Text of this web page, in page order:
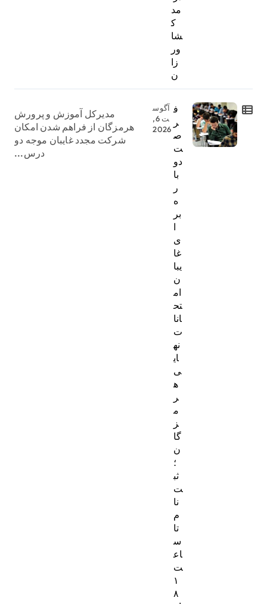
مد
ک
شا
ور
زا
ن
ف
ر
ص
ت
دو
با
ر
ه
بر
ا
ی
غا
یبا
ن
ام
تح
انا
ت
نه
ای
ی
ه
ر
م
ز
گا
ن
؛
ثب
ت‌
نا
م
تا
س
اع
ت
۱
۸
آگوس
ت 6,
2026
مدیرکل آموزش و پرورش
هرمزگان از فراهم شدن امکان
شرکت مجدد غایبان موجه دو
درس...